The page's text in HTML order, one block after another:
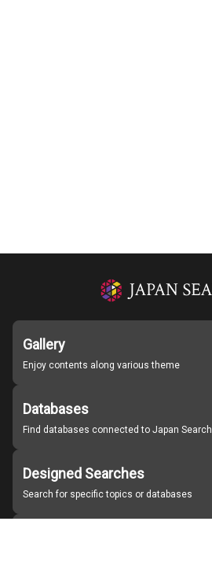
Gallery
Enjoy contents along various theme
Databases
Find databases connected to Japan Search
Designed Searches
Search for specific topics or databases